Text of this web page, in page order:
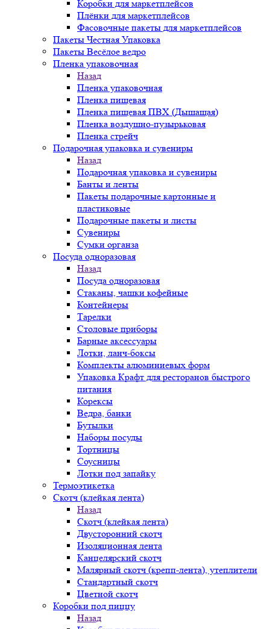
Коробки для маркетплейсов
Плёнки для маркетплейсов
Фасовочные пакеты для маркетплейсов
Пакеты Честная Упаковка
Пакеты Весёлое ведро
Пленка упаковочная
Назад
Пленка упаковочная
Пленка пищевая
Пленка пищевая ПВХ (Дышащая)
Пленка воздушно-пузырьковая
Пленка стрейч
Подарочная упаковка и сувениры
Назад
Подарочная упаковка и сувениры
Банты и ленты
Пакеты подарочные картонные и
пластиковые
Подарочные пакеты и листы
Сувениры
Сумки органза
Посуда одноразовая
Назад
Посуда одноразовая
Стаканы, чашки кофейные
Контейнеры
Тарелки
Столовые приборы
Барные аксессуары
Лотки, ланч-боксы
Комплекты алюминиевых форм
Упаковка Крафт для ресторанов быстрого
питания
Корексы
Ведра, банки
Бутылки
Наборы посуды
Тортницы
Соусницы
Лотки под запайку
Термоэтикетка
Скотч (клейкая лента)
Назад
Скотч (клейкая лента)
Двусторонний скотч
Изоляционная лента
Канцелярский скотч
Малярный скотч (крепп-лента), утеплители
Стандартный скотч
Цветной скотч
Коробки под пиццу
Назад